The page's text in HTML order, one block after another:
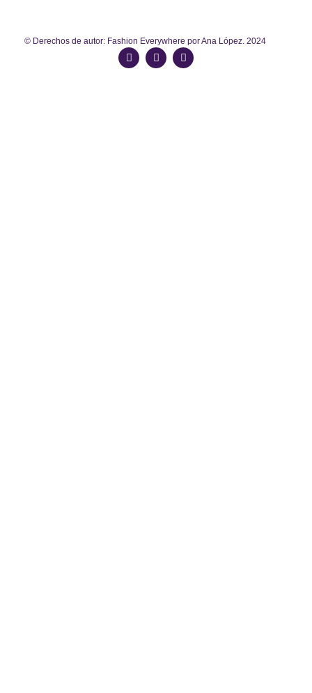
© Derechos de autor: Fashion Everywhere por Ana López. 2024